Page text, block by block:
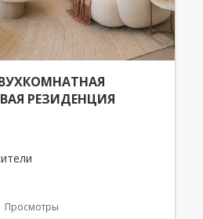
РЕЗИДЕНЦИЯ
Просмотры